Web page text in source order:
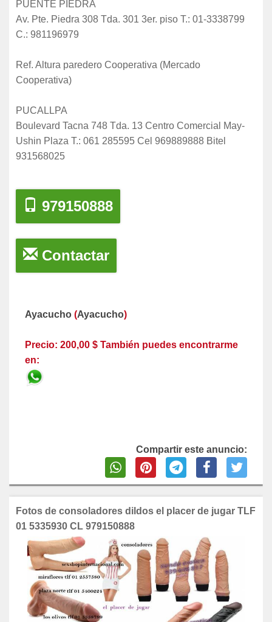
PUENTE PIEDRA
Av. Pte. Piedra 308 Tda. 301 3er. piso T.: 01-3338799
C.: 981196979
Ref. Altura paredero Cooperativa (Mercado
Cooperativa)
PUCALLPA
Boulevard Tacna 748 Tda. 13 Centro Comercial May-
Ushin Plaza T.: 061 285595 Cel 969889888 Bitel
931568025
979150888
Contactar
Ayacucho (Ayacucho)
Precio: 200,00 $ También puedes encontrarme
en:
Compartir este anuncio:
Fotos de consoladores dildos el placer de jugar TLF
01 5335930 CL 979150888